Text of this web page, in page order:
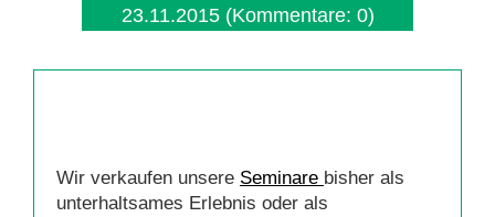
23.11.2015(Kommentare: 0)
Wir verkaufen unsere Seminare bisher als
unterhaltsames Erlebnis oder als